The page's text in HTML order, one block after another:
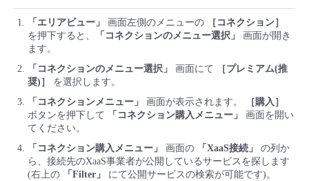
管理機能
サポート
すべてのメニューを見る
IoT
サポート
すべてのメニューを見る
- 新規お申し込み方法
- 初期設定・確認
- 登録情報の管理
- APIリファレンス
- IoT
- マルチクラウド利用
- リモートワーク
- ITインフラストラクチャー
故障/メンテナンス履歴
定期メンテナンス
販売パートナー向けプログラム
協業パートナー
トレーニング/操作動画
脱炭素化
「エリアビュー」 画面左側のメニューの
［コネクション］
を押下すると、
「コネクションのメニュー選択」
画面が開き
ます。
「コネクションのメニュー選択」
画面にて
［プレミアム(推
奨)］
を選択します。
「コネクションメニュー」
画面が表示されます。
［購入］
ボタンを押下して
「コネクション購入メニュー」
画面を開い
てください。
「コネクション購入メニュー」
画面の 「XaaS接続」
の列か
ら、接続先のXaaS事業者が公開しているサービスを探します
(右上の
「Filter」 にて公開サービスの検索が可能です)。